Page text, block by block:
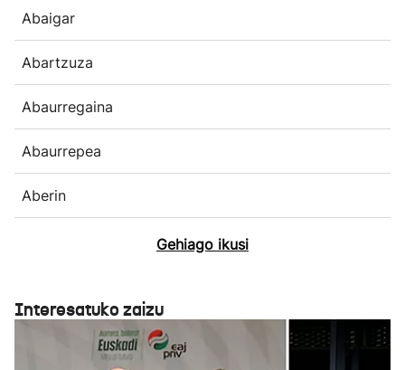
Abaigar
Abartzuza
Abaurregaina
Abaurrepea
Aberin
Gehiago ikusi
Interesatuko zaizu